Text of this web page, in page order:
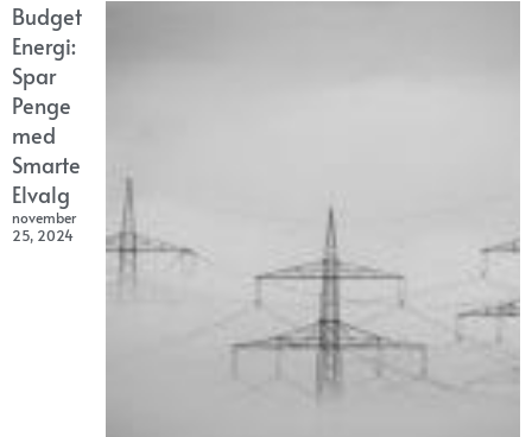
Budget
Energi:
Spar
Penge
med
Smarte
Elvalg
november
25, 2024